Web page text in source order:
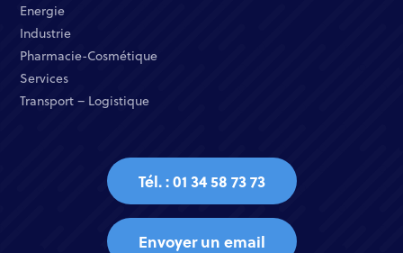
Energie​
Industrie​
Pharmacie-Cosmétique​
Services​
Transport – Logistique
Tél. : 01 34 58 73 73
Envoyer un email